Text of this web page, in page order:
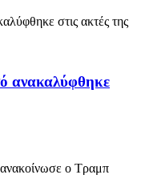
ανακαλύφθηκε